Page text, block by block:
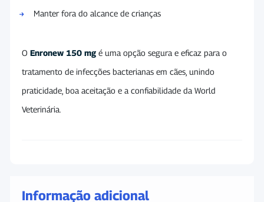
Manter fora do alcance de crianças
O Enronew 150 mg é uma opção segura e eficaz para o
tratamento de infecções bacterianas em cães, unindo
praticidade, boa aceitação e a confiabilidade da World
Veterinária.
Informação adicional